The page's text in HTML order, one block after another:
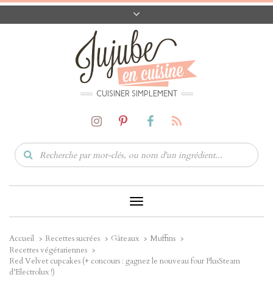
CONTACT
CODES PROMO
MATÉRIEL
CUISINER SIMPLEMENT
Toggle
Navigation
Accueil Recettes sucrées Gâteaux
Muffins
Recettes végétariennes
Red Velvet cupcakes (+ concours : gagnez le nouveau four PlusSteam
d’Electrolux !)